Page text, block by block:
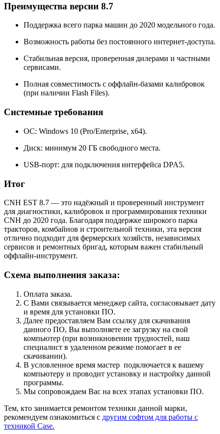
Преимущества версии 8.7
Поддержка всего парка машин до 2020 модельного года.
Возможность работы без постоянного интернет-доступа.
Стабильная версия, проверенная дилерами и частными
сервисами.
Полная совместимость с оффлайн-базами калибровок
(при наличии Flash Files).
Системные требования
ОС: Windows 10 (Pro/Enterprise, x64).
Диск: минимум 20 ГБ свободного места.
USB-порт: для подключения интерфейса DPA5.
Итог
CNH EST 8.7 — это надёжный и проверенный инструмент
для диагностики, калибровок и программирования техники
CNH до 2020 года. Благодаря поддержке широкого парка
тракторов, комбайнов и строительной техники, эта версия
отлично подходит для фермерских хозяйств, независимых
сервисов и ремонтных бригад, которым важен стабильный
оффлайн-инструмент.
Схема выполнения заказа:
Оплата заказа.
С Вами связывается менеджер сайта, согласовывает дату
и время для установки ПО.
Далее предоставляем Вам ссылку для скачивания
данного ПО, Вы выполняете ее загрузку на свой
компьютер (при возникновении трудностей, наш
специалист в удаленном режиме помогает в ее
скачивании).
В условленное время мастер подключается к вашему
компьютеру и проводит установку и настройку данной
программы.
Мы сопровождаем Вас на всех этапах установки ПО.
Тем, кто занимается ремонтом техники данной марки,
рекомендуем ознакомиться с другим софтом для работы с
техникой Case.